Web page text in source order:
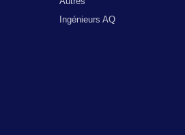
Ingénieurs AQ